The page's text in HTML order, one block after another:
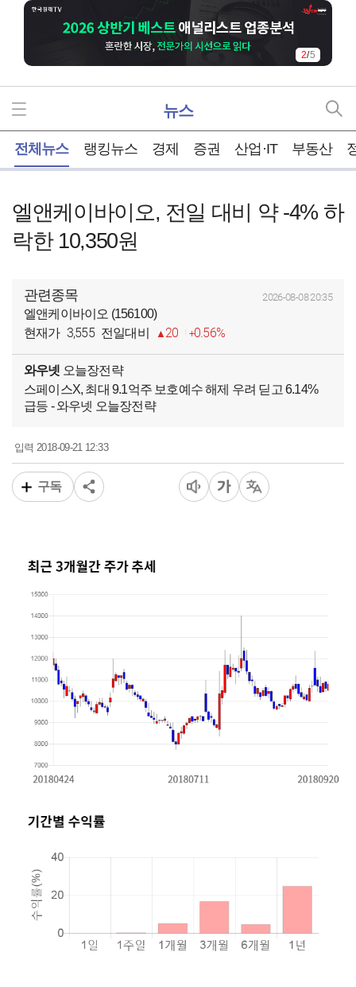
2/5
뉴스
전체뉴스 랭킹뉴스 경제 증권 산업·IT 부동산
엘앤케이바이오, 전일 대비 약 -4% 하
락한 10,350원
관련종목 2026-08-08 20:35
엘앤케이바이오 (156100)
현재가 3,555 전일대비 20 0.56%
와우넷 오늘장전략
스페이스X, 최대 9.1억주 보호예수 해제 우려 딛고 6.14%
급등 - 와우넷 오늘장전략
입력2018-09-21 12:33
구독